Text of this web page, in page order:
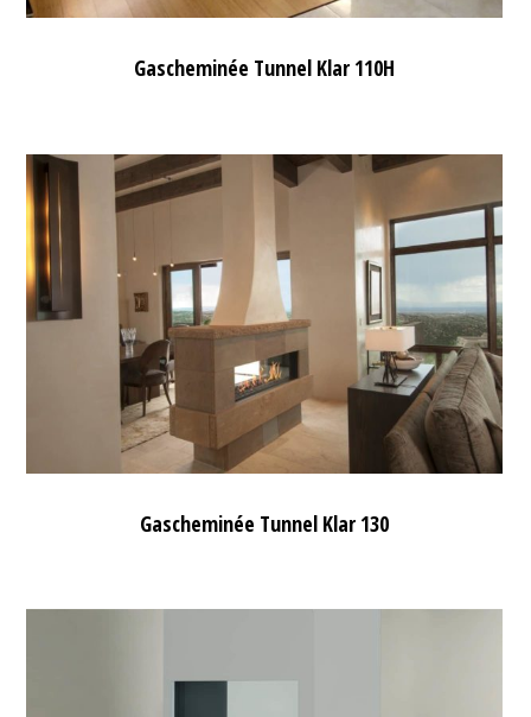
Gascheminée Tunnel Klar 110H
Gascheminée Tunnel Klar 130